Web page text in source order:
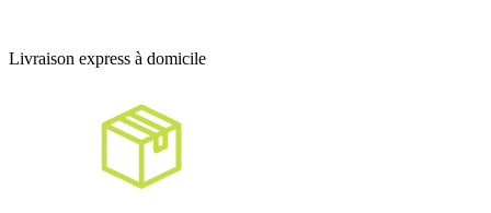
Livraison express à domicile